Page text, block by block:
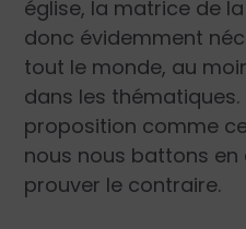
église, la matrice de
donc évidemment
tout le monde, au
dans les
proposition comme
nous nous battons
prouver le contraire.